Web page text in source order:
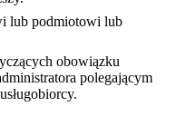
lub podmiotowi lub
obowiązku
polegającym